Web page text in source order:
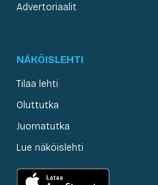
Advertoriaalit
NÄKÖISLEHTI
Tilaa lehti
Oluttutka
Juomatutka
Lue näköislehti